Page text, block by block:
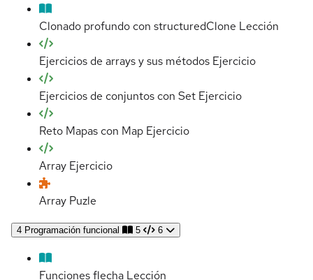
Clonado profundo con structuredClone Lección
Ejercicios de arrays y sus métodos Ejercicio
Ejercicios de conjuntos con Set Ejercicio
Reto Mapas con Map Ejercicio
Array Ejercicio
Array Puzle
4 Programación funcional 5 6
Funciones flecha Lección